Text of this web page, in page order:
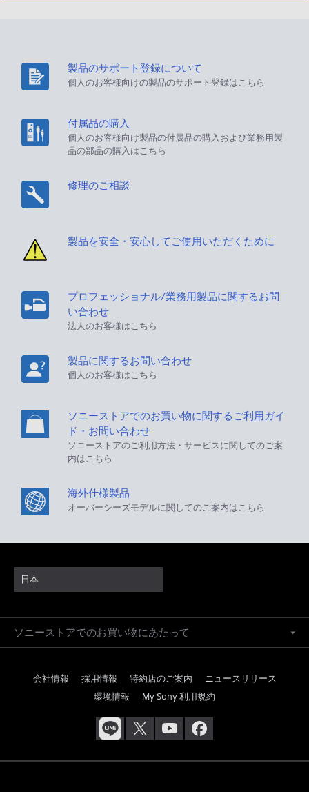
製品のサポート登録について
個人のお客様向けの製品のサポート登録はこちら
付属品の購入
個人のお客様向け製品の付属品の購入および業務用製
品の部品の購入はこちら
修理のご相談
製品を安全・安心してご使用いただくために
プロフェッショナル/業務用製品に関するお問
い合わせ
法人のお客様はこちら
製品に関するお問い合わせ
個人のお客様はこちら
ソニーストアでのお買い物に関するご利用ガイ
ド・お問い合わせ
ソニーストアのご利用方法・サービスに関してのご案
内はこちら
海外仕様製品
オーバーシーズモデルに関してのご案内はこちら
日本
ソニーストアでのお買い物にあたって
会社情報 採用情報 特約店のご案内
ニュースリリース
環境情報
My Sony 利用規約